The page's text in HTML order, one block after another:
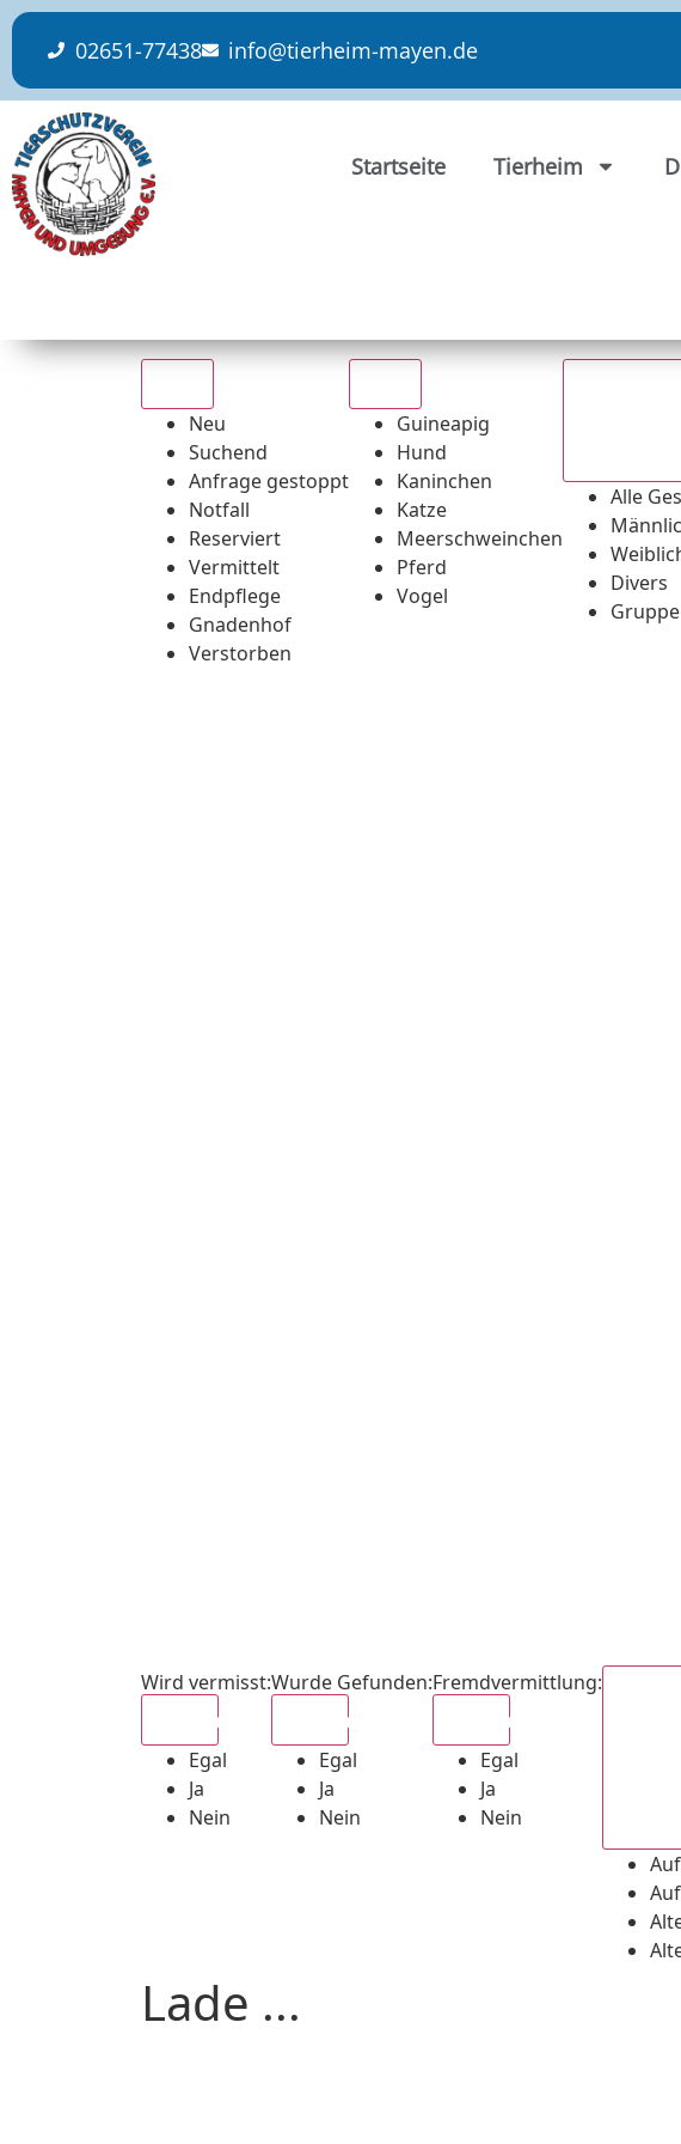
content
02651-77438 info@tierheim-mayen.de
Startseite Tierheim
Neu
Suchend
Anfrage gestoppt
Notfall
Reserviert
Vermittelt
Endpflege
Gnadenhof
Verstorben
Guineapig
Hund
Kaninchen
Katze
Meerschweinchen
Pferd
Vogel
Alle
Divers
Gruppe
Wird vermisst:
Egal
Ja
Nein
Wurde Gefunden:
Egal
Ja
Nein
Fremdvermittlung:
Egal
Ja
Nein
Lade ...